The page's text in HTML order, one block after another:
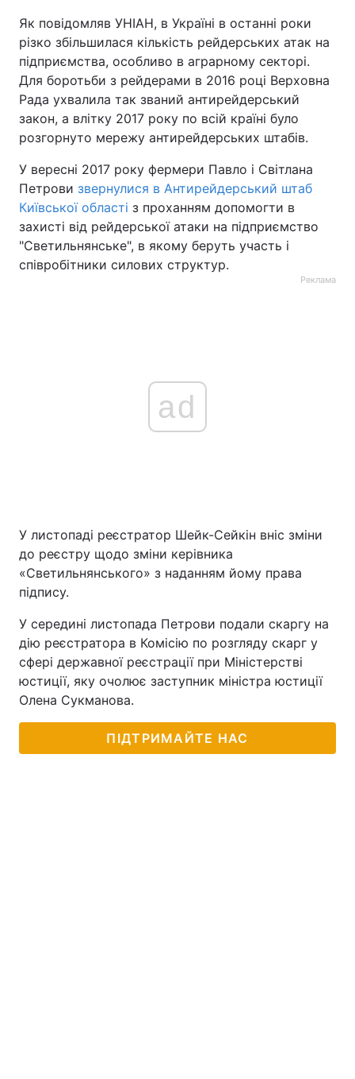
Як повідомляв УНІАН, в Україні в останні роки
різко збільшилася кількість рейдерських атак на
підприємства, особливо в аграрному секторі.
Для боротьби з рейдерами в 2016 році Верховна
Рада ухвалила так званий антирейдерський
закон, а влітку 2017 року по всій країні було
розгорнуто мережу антирейдерських штабів.
У вересні 2017 року фермери Павло і Світлана
Петрови звернулися в Антирейдерський штаб
Київської області з проханням допомогти в
захисті від рейдерської атаки на підприємство
"Светильнянське", в якому беруть участь і
співробітники силових структур.
Реклама
ad
У листопаді реєстратор Шейк-Сейкін вніс зміни
до реєстру щодо зміни керівника
«Светильнянського» з наданням йому права
підпису.
У середині листопада Петрови подали скаргу на
дію реєстратора в Комісію по розгляду скарг у
сфері державної реєстрації при Міністерстві
юстиції, яку очолює заступник міністра юстиції
Олена Сукманова.
ПІДТРИМАЙТЕ НАС